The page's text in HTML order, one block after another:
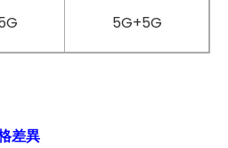
5G+5G
差異